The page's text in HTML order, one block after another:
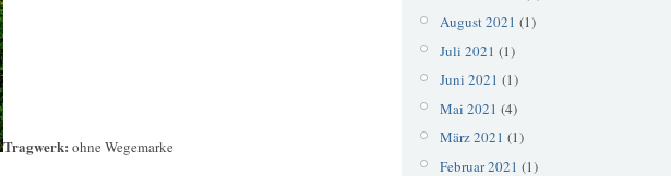
Tragwerk: ohne Wegemarke
August 2021 (1)
Juli 2021 (1)
Juni 2021 (1)
Mai 2021 (4)
März 2021 (1)
Februar 2021 (1)